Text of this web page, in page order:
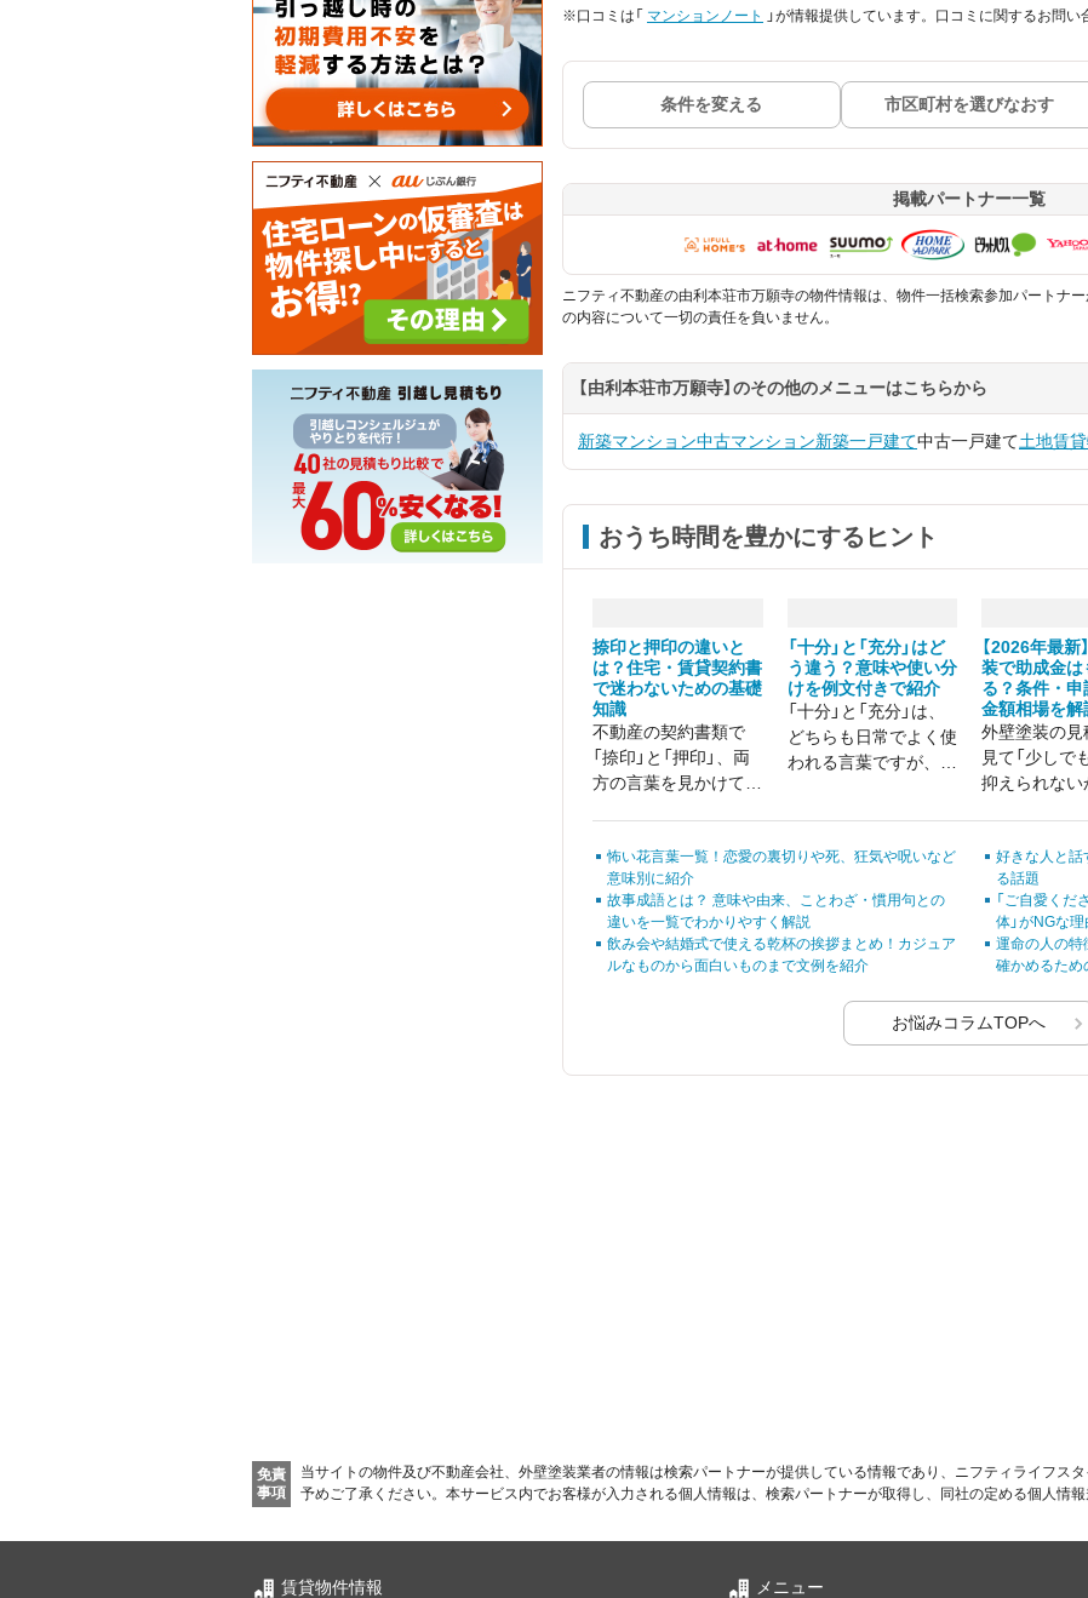
※口コミは「 マンションノート 」が情報提供しています。口コミに関するお問い
条件を変える 市区町村を選びなおす
掲載パートナー一覧
ニフティ不動産の由利本荘市万願寺の物件情報は、物件一括検索参加パートナ
の内容について一切の責任を負いません。
【由利本荘市万願寺】のその他のメニューはこちらから
新築マンション中古マンション新築一戸建て中古一戸建て土地賃
おうち時間を豊かにするヒント
捺印と押印の違いと
は？住宅・賃貸契約書
で迷わないための基礎
知識
不動産の契約書類で
「捺印」と「押印」、両
方の言葉を見かけて戸
「十分」と「充分」はど
う違う？意味や使い分
けを例文付きで紹介
「十分」と「充分」は、
どちらも日常でよく使
われる言葉ですが、
ある方も多いのではな
いでしょうか。
【2026年最新
装で助成金は
る？条件・申
金額相場を解
外壁塗装の見
見て「少しで
抑えられない
いでしょうか。
塗装の助成金
体ごとに条
順が細かく
おり、正し
怖い花言葉一覧！恋愛の裏切りや死、狂気や呪いなど
意味別に紹介
好きな人と話
る話題
故事成語とは？ 意味や由来、ことわざ・慣用句との
違いを一覧でわかりやすく解説
「ご自愛くだ
体」がNGな
飲み会や結婚式で使える乾杯の挨拶まとめ！カジュア
ルなものから面白いものまで文例を紹介
運命の人の特
確かめるため
お悩みコラムTOPへ
免責
事項
当サイトの物件及び不動産会社、外壁塗装業者の情報は検索パートナーが提供している情報であり、ニフティライフス
予めご了承ください。 本サービス内でお客様が入力される個人情報は、検索パートナーが取得し、同社の定める個人情報
賃貸物件情報 メニュー